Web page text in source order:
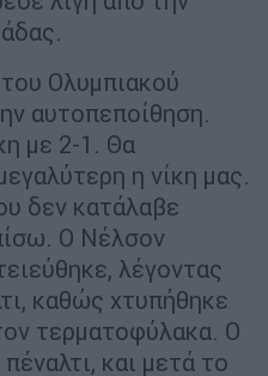
Ολυμπιακού
αυτοπεποίθηση.
με 2-1. Θα
η νίκη μας.
δεν κατάλαβε
Ο Νέλσον
λέγοντας
καθώς χτυπήθηκε
τερματοφύλακα. Ο
πέναλτι, και μετά το